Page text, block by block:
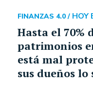
Hasta el 70%
patrimonios
está mal
sus dueños lo
FINANZAS 4.0 / HOY